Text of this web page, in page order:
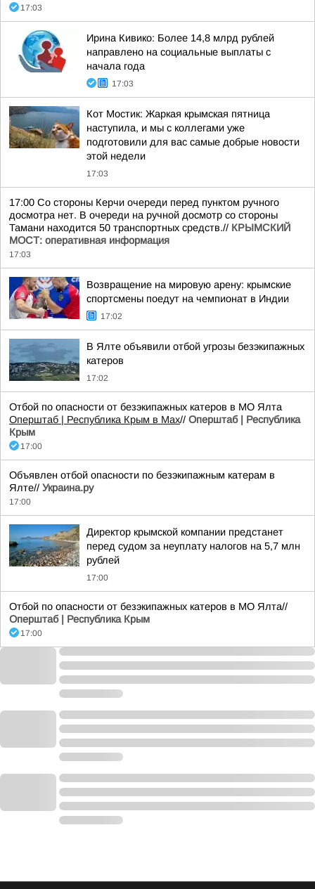
17:03
Ирина Кивико: Более 14,8 млрд рублей
направлено на социальные выплаты с
начала года
17:03
Кот Мостик: Жаркая крымская пятница
наступила, и мы с коллегами уже
подготовили для вас самые добрые новости
этой недели
17:03
17:00 Со стороны Керчи очереди перед пунктом ручного
досмотра нет. В очереди на ручной досмотр со стороны
Тамани находится 50 транспортных средств.// КРЫМСКИЙ
МОСТ: оперативная информация
17:03
Возвращение на мировую арену: крымские
спортсмены поедут на чемпионат в Индии
17:02
В Ялте объявили отбой угрозы безэкипажных
катеров
17:02
Отбой по опасности от безэкипажных катеров в МО Ялта
Оперштаб | Республика Крым в Мax// Оперштаб | Республика
Крым
17:00
Объявлен отбой опасности по безэкипажным катерам в
Ялте// Украина.ру
17:00
Директор крымской компании предстанет
перед судом за неуплату налогов на 5,7 млн
рублей
17:00
Отбой по опасности от безэкипажных катеров в МО Ялта//
Оперштаб | Республика Крым
17:00